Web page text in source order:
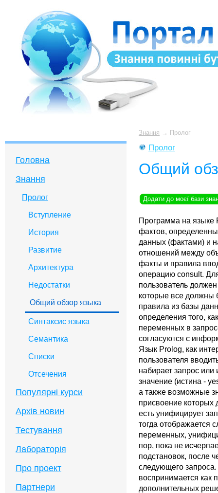
Головна
Знання
Пролог
Вступление
История
Развитие
Архитектура
Недостатки
Общий обзор языка
Синтаксис языка
Семантика
Списки
Отсечения
Популярні курси
Архів новин
Тестування
Лабораторія
Про проект
Партнери
Знання → Пролог
Пролог
Общий
Додати до моєї бази
Программа на языке
фактов,
данных (фактами) и
отношений между
факты и правила
операцию consult.
пользователь
которые все должны
правила из базы
определения того,
переменных в
согласуются с
Язык Prolog, как
пользователя
набирает запрос
значение (истина -
а также возможные
присвоение которых
есть унифицирует
тогда отображается
переменных,
пор, пока не
подстановок, после
следующего запроса.
воспринимается как
дополнительных